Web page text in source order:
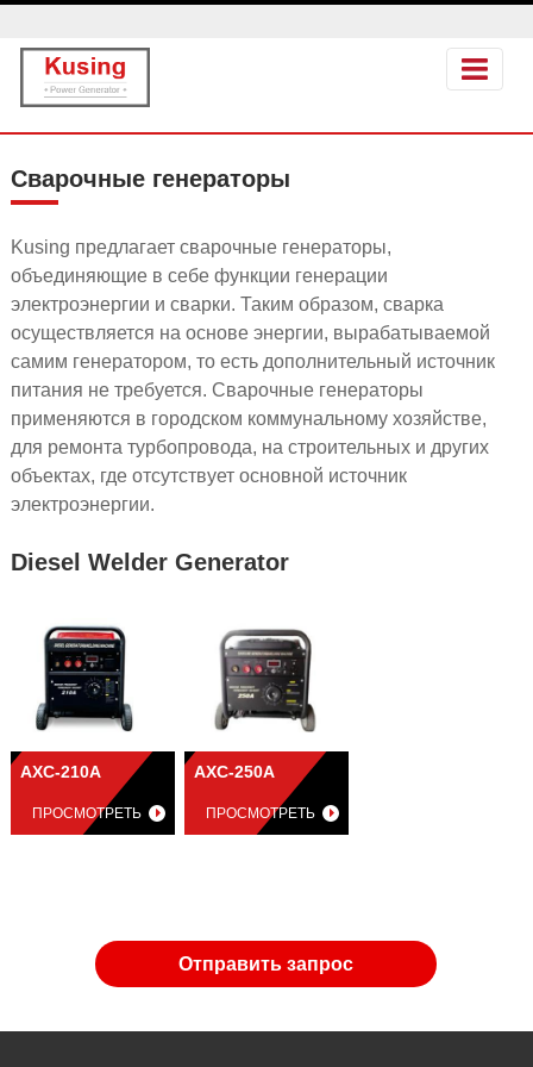
Сварочные генераторы
Kusing предлагает сварочные генераторы,
объединяющие в себе функции генерации
электроэнергии и сварки. Таким образом, сварка
осуществляется на основе энергии, вырабатываемой
самим генератором, то есть дополнительный источник
питания не требуется. Сварочные генераторы
применяются в городском коммунальному хозяйстве,
для ремонта турбопровода, на строительных и других
объектах, где отсутствует основной источник
электроэнергии.
Diesel Welder Generator
AXC-210A
ПРОСМОТРЕТЬ
AXC-250A
ПРОСМОТРЕТЬ
Отправить запрос